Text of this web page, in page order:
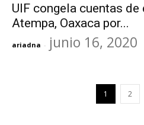
UIF congela cuentas
Atempa, Oaxaca por...
ariadna - junio 16, 2020
1 2